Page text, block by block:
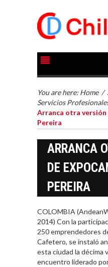
You are here: Home /
Servicios
Arranca otra versión
Pereira
ARRANCA
DE
PEREIRA
COLOMBIA
2014) Con la
250 emprendedores
Cafetero, se instaló
esta ciudad la décima
encuentro liderado